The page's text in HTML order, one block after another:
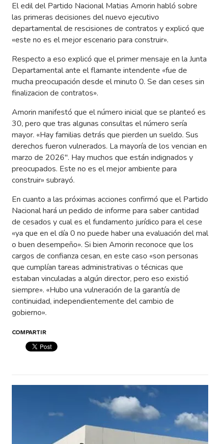
El edil del Partido Nacional Matias Amorin habló sobre
las primeras decisiones del nuevo ejecutivo
departamental de rescisiones de contratos y explicó que
«este no es el mejor escenario para construir».
Respecto a eso explicó que el primer mensaje en la Junta
Departamental ante el flamante intendente «fue de
mucha preocupación desde el minuto 0. Se dan ceses sin
finalizacion de contratos».
Amorin manifestó que el número inicial que se planteó es
30, pero que tras algunas consultas el número sería
mayor. «Hay familias detrás que pierden un sueldo. Sus
derechos fueron vulnerados. La mayoría de los vencian en
marzo de 2026″. Hay muchos que están indignados y
preocupados. Este no es el mejor ambiente para
construir» subrayó.
En cuanto a las próximas acciones confirmó que el Partido
Nacional hará un pedido de informe para saber cantidad
de cesados y cual es el fundamento jurídico para el cese
«ya que en el día 0 no puede haber una evaluación del mal
o buen desempeño». Si bien Amorin reconoce que los
cargos de confianza cesan, en este caso «son personas
que cumplían tareas administrativas o técnicas que
estaban vinculadas a algún director, pero eso existió
siempre». «Hubo una vulneración de la garantía de
continuidad, independientemente del cambio de
gobierno».
COMPARTIR